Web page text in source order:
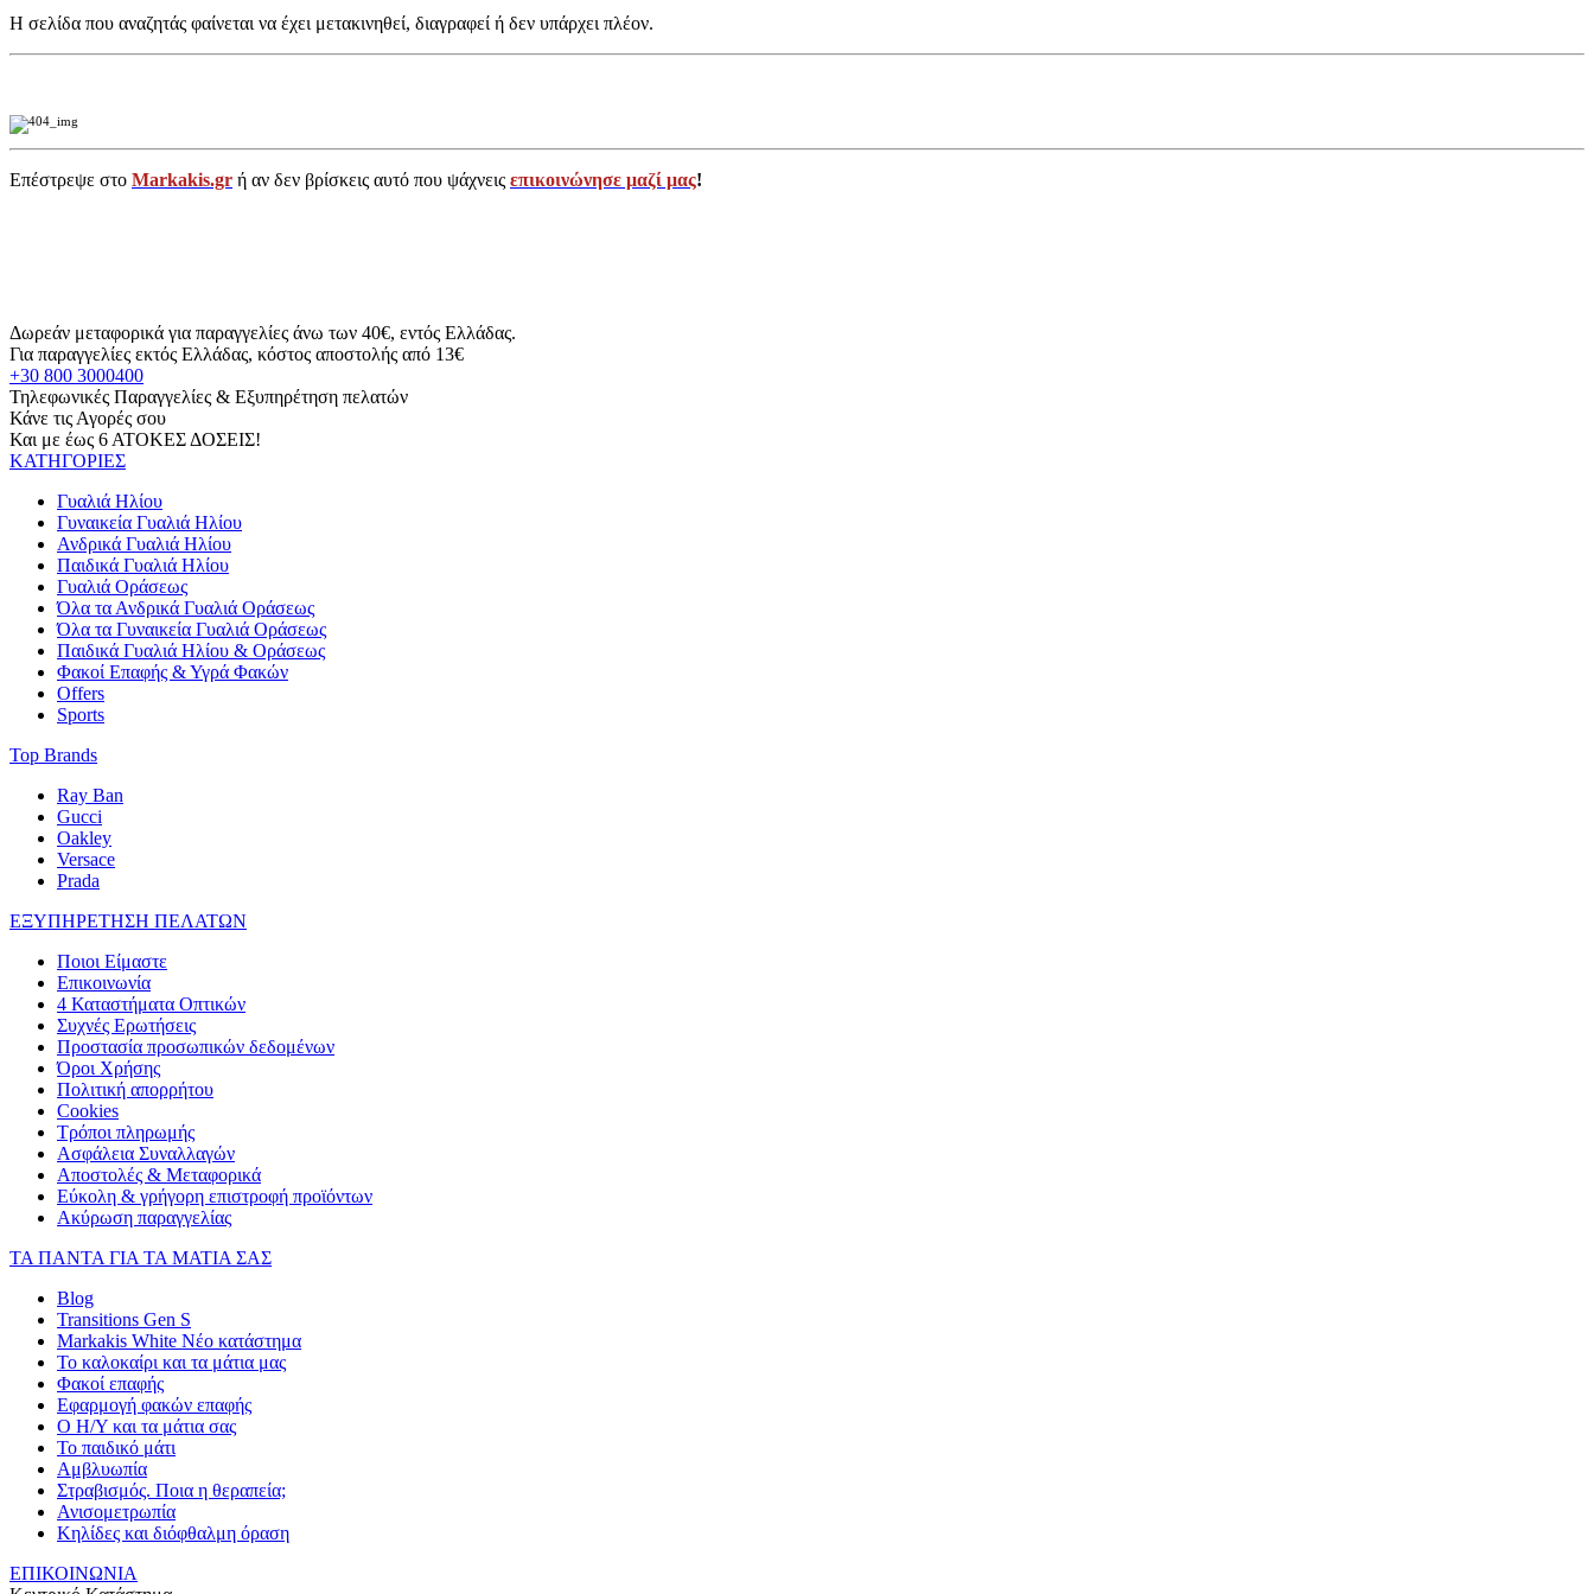
Η σελίδα που αναζητάς φαίνεται να έχει μετακινηθεί, διαγραφεί ή δεν υπάρχει πλέον.
Επέστρεψε στο Markakis.gr ή αν δεν βρίσκεις αυτό που ψάχνεις επικοινώνησε μαζί μας!
Δωρεάν μεταφορικά για παραγγελίες άνω των 40€, εντός Ελλάδας.
Για παραγγελίες εκτός Ελλάδας, κόστος αποστολής από 13€
+30 800 3000400
Τηλεφωνικές Παραγγελίες & Εξυπηρέτηση πελατών
Κάνε τις Αγορές σου
Και με έως 6 ΑΤΟΚΕΣ ΔΟΣΕΙΣ!
ΚΑΤΗΓΟΡΙΕΣ
Γυαλιά Ηλίου
Γυναικεία Γυαλιά Ηλίου
Ανδρικά Γυαλιά Ηλίου
Παιδικά Γυαλιά Ηλίου
Γυαλιά Οράσεως
Όλα τα Ανδρικά Γυαλιά Οράσεως
Όλα τα Γυναικεία Γυαλιά Οράσεως
Παιδικά Γυαλιά Ηλίου & Οράσεως
Φακοί Επαφής & Υγρά Φακών
Offers
Sports
Top Brands
Ray Ban
Gucci
Oakley
Versace
Prada
ΕΞΥΠΗΡΕΤΗΣΗ ΠΕΛΑΤΩΝ
Ποιοι Είμαστε
Επικοινωνία
4 Καταστήματα Οπτικών
Συχνές Ερωτήσεις
Προστασία προσωπικών δεδομένων
Όροι Χρήσης
Πολιτική απορρήτου
Cookies
Τρόποι πληρωμής
Ασφάλεια Συναλλαγών
Αποστολές & Μεταφορικά
Εύκολη & γρήγορη επιστροφή προϊόντων
Ακύρωση παραγγελίας
ΤΑ ΠΑΝΤΑ ΓΙΑ ΤΑ ΜΑΤΙΑ ΣΑΣ
Blog
Transitions Gen S
Markakis White Νέο κατάστημα
Το καλοκαίρι και τα μάτια μας
Φακοί επαφής
Εφαρμογή φακών επαφής
Ο Η/Υ και τα μάτια σας
Το παιδικό μάτι
Αμβλυωπία
Στραβισμός. Ποια η θεραπεία;
Ανισομετρωπία
Κηλίδες και διόφθαλμη όραση
ΕΠΙΚΟΙΝΩΝΙΑ